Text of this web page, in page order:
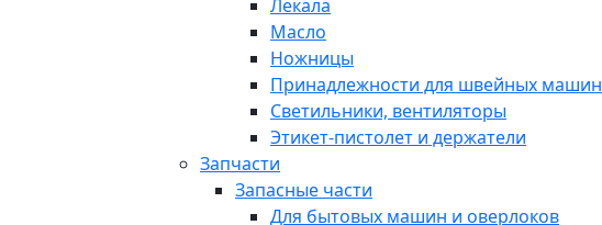
Лекала
Масло
Ножницы
Принадлежности для швейных машин
Светильники, вентиляторы
Этикет-пистолет и держатели
Запчасти
Запасные части
Для бытовых машин и оверлоков